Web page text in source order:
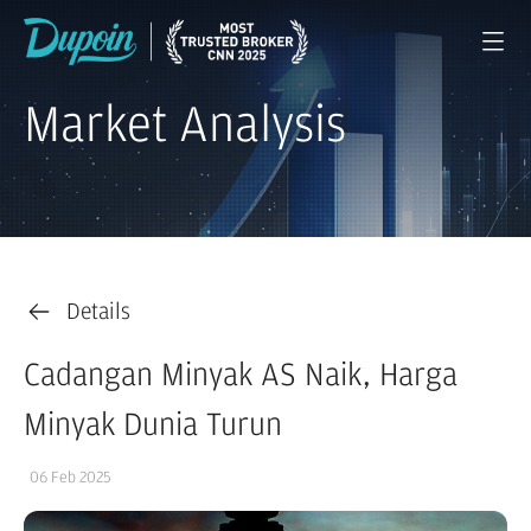
Market Analysis
Details
Cadangan Minyak AS Naik, Harga
Minyak Dunia Turun
06 Feb 2025